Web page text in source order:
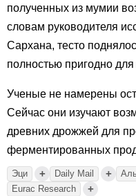
полученных из мумии
словам руководителя
Сархана, тесто
полностью пригодно
Ученые не намерены
Сейчас они изучают
древних дрожжей для
ферментированных
Эци + Daily Mail +
Eurac Research +